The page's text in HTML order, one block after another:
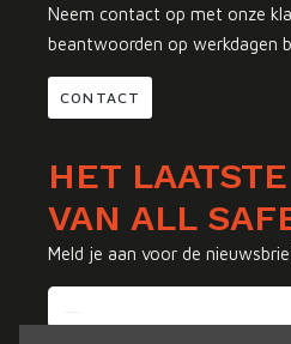
Neem contact op met onze
beantwoorden op werkdagen
CONTACT
HET
VAN ALL
Meld je aan voor de